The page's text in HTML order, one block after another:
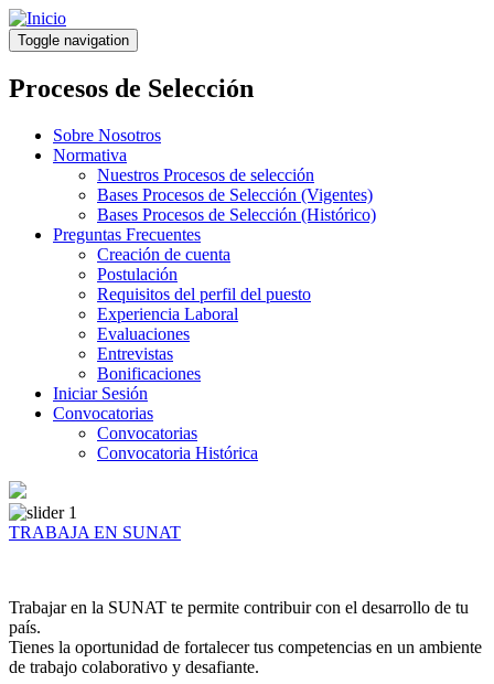
Pasar
al
contenido
principal
Toggle navigation
Procesos de Selección
Sobre Nosotros
Normativa
Nuestros Procesos de selección
Bases Procesos de Selección (Vigentes)
Bases Procesos de Selección (Histórico)
Preguntas Frecuentes
Creación de cuenta
Postulación
Requisitos del perfil del puesto
Experiencia Laboral
Evaluaciones
Entrevistas
Bonificaciones
Iniciar Sesión
Convocatorias
Convocatorias
Convocatoria Histórica
TRABAJA EN SUNAT
Trabajar en la SUNAT te permite contribuir con el desarrollo de tu
país.
Tienes la oportunidad de fortalecer tus competencias en un ambiente
de trabajo colaborativo y desafiante.